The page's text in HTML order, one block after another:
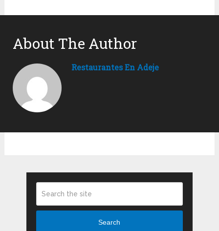
About The Author
Restaurantes En Adeje
Search